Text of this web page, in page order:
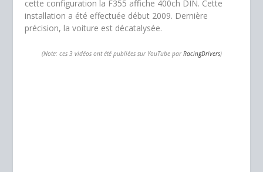
cette configuration la F355 affiche 400ch DIN. Cette
installation a été effectuée début 2009. Dernière
précision, la voiture est décatalysée.
(Note: ces 3 vidéos ont été publiées sur YouTube par RacingDrivers)